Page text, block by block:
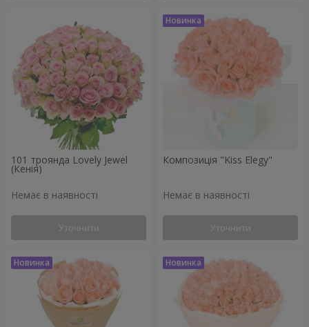
101 троянда Lovely Jewel
(Кенія)
Немає в наявності
Уточнити
Композиція "Kiss Elegy"
Немає в наявності
Уточнити